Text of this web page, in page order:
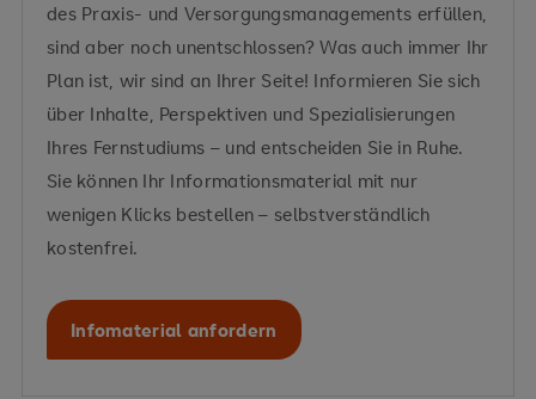
des Praxis- und Versorgungsmanagements erfüllen,
sind aber noch unentschlossen? Was auch immer Ihr
Plan ist, wir sind an Ihrer Seite! Informieren Sie sich
über Inhalte, Perspektiven und Spezialisierungen
Ihres Fernstudiums – und entscheiden Sie in Ruhe.
Sie können Ihr Informationsmaterial mit nur
wenigen Klicks bestellen – selbstverständlich
kostenfrei.
Infomaterial anfordern